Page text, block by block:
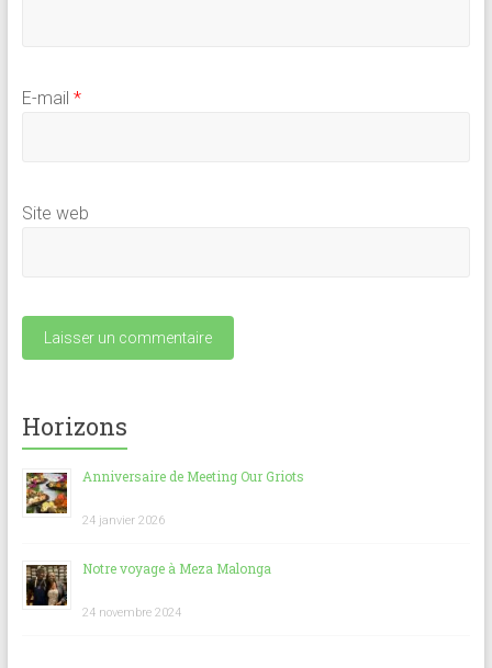
E-mail *
Site web
Horizons
Anniversaire de Meeting Our Griots
24 janvier 2026
Notre voyage à Meza Malonga
24 novembre 2024